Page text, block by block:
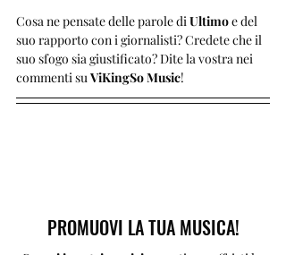
Cosa ne pensate delle parole di Ultimo e del
suo rapporto con i giornalisti? Credete che il
suo sfogo sia giustificato? Dite la vostra nei
commenti su ViKingSo Music!
PROMUOVI LA TUA MUSICA!